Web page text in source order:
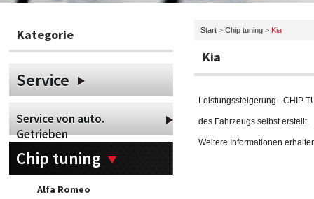
Kategorie
Service
Service von auto.
Getrieben
Chip tuning
Alfa Romeo
Start > Chip tuning > Kia
Kia
Leistungssteigerung - CHIP
des Fahrzeugs selbst erstellt.
Weitere Informationen